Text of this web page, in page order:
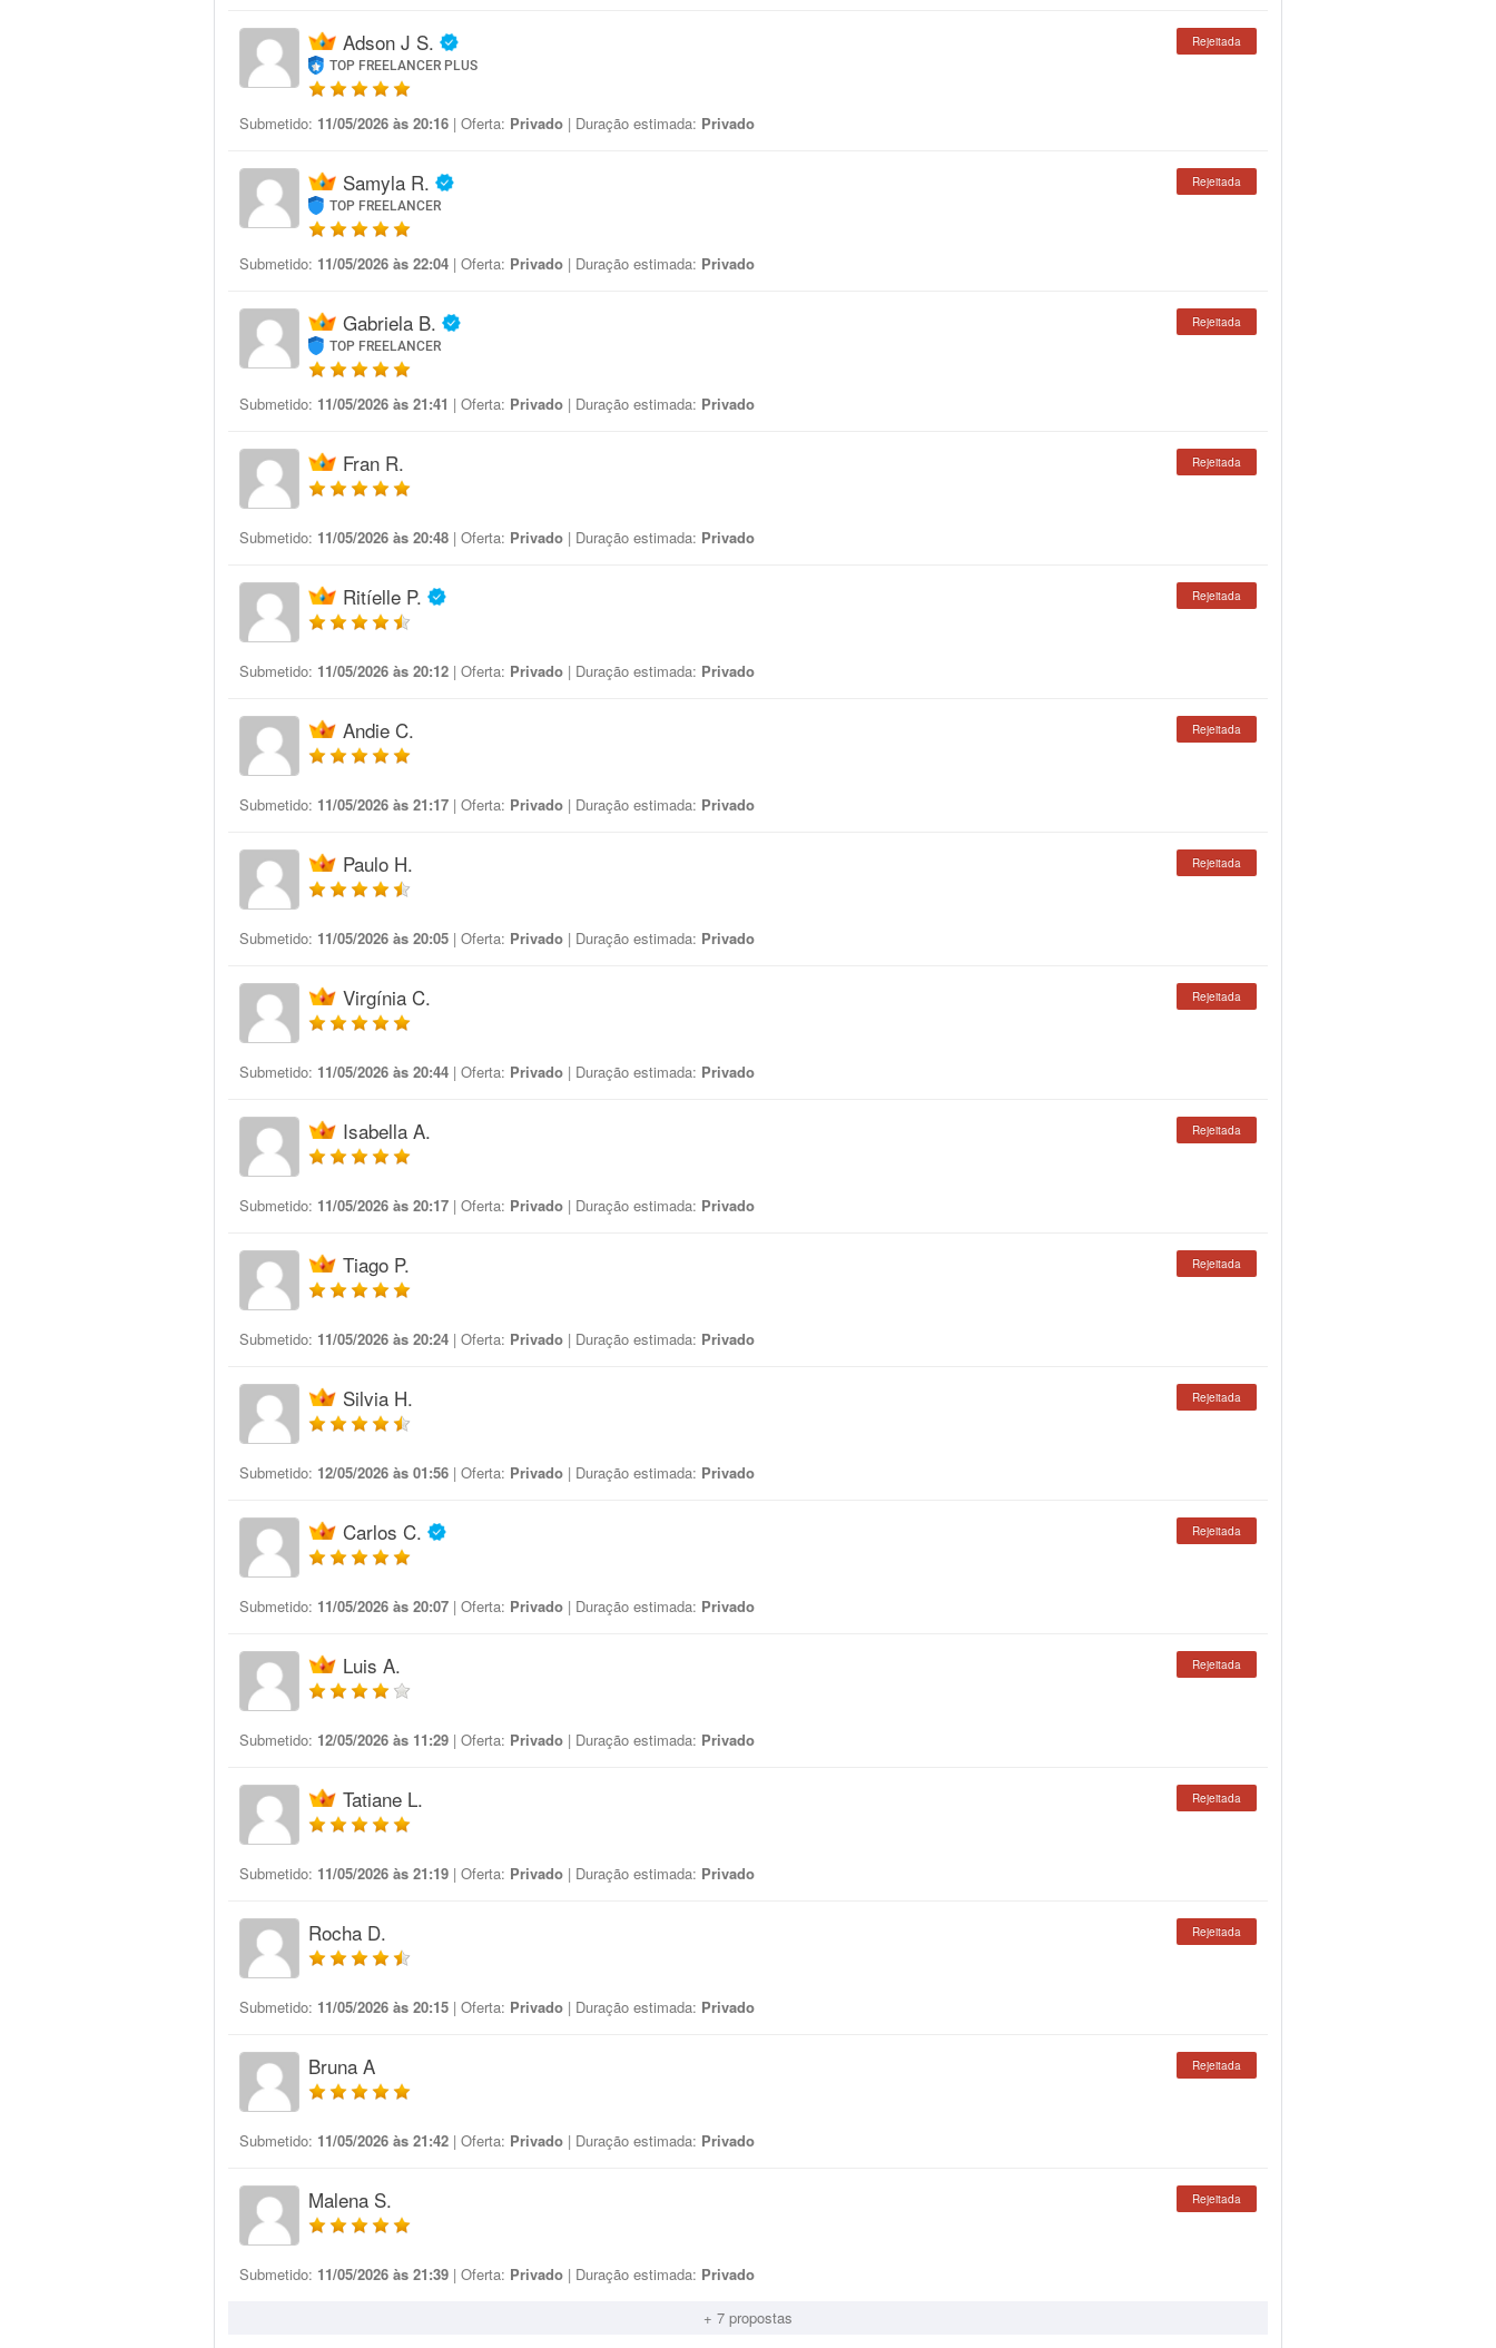
Adson J S.
TOP FREELANCER PLUS
Rejeitada
Submetido: 11/05/2026 às 20:16 | Oferta: Privado | Duração estimada: Privado
Samyla R.
TOP FREELANCER
Rejeitada
Submetido: 11/05/2026 às 22:04 | Oferta: Privado | Duração estimada: Privado
Gabriela B.
TOP FREELANCER
Rejeitada
Submetido: 11/05/2026 às 21:41 | Oferta: Privado | Duração estimada: Privado
Fran R. Rejeitada
Submetido: 11/05/2026 às 20:48 | Oferta: Privado | Duração estimada: Privado
Ritíelle P. Rejeitada
Submetido: 11/05/2026 às 20:12 | Oferta: Privado | Duração estimada: Privado
Andie C. Rejeitada
Submetido: 11/05/2026 às 21:17 | Oferta: Privado | Duração estimada: Privado
Paulo H. Rejeitada
Submetido: 11/05/2026 às 20:05 | Oferta: Privado | Duração estimada: Privado
Virgínia C. Rejeitada
Submetido: 11/05/2026 às 20:44 | Oferta: Privado | Duração estimada: Privado
Isabella A. Rejeitada
Submetido: 11/05/2026 às 20:17 | Oferta: Privado | Duração estimada: Privado
Tiago P. Rejeitada
Submetido: 11/05/2026 às 20:24 | Oferta: Privado | Duração estimada: Privado
Silvia H. Rejeitada
Submetido: 12/05/2026 às 01:56 | Oferta: Privado | Duração estimada: Privado
Carlos C. Rejeitada
Submetido: 11/05/2026 às 20:07 | Oferta: Privado | Duração estimada: Privado
Luis A. Rejeitada
Submetido: 12/05/2026 às 11:29 | Oferta: Privado | Duração estimada: Privado
Tatiane L. Rejeitada
Submetido: 11/05/2026 às 21:19 | Oferta: Privado | Duração estimada: Privado
Rocha D. Rejeitada
Submetido: 11/05/2026 às 20:15 | Oferta: Privado | Duração estimada: Privado
Bruna A Rejeitada
Submetido: 11/05/2026 às 21:42 | Oferta: Privado | Duração estimada: Privado
Malena S. Rejeitada
Submetido: 11/05/2026 às 21:39 | Oferta: Privado | Duração estimada: Privado
+ 7 propostas